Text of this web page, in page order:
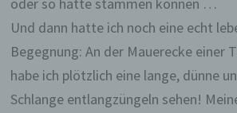
oder so hätte stammen können …
Und dann hatte ich noch eine echt
Begegnung: An der Mauerecke einer
habe ich plötzlich eine lange, dünne
Schlange entlangzüngeln sehen!